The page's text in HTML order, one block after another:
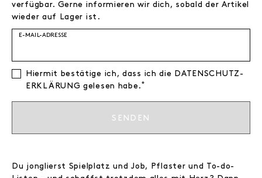
verfügbar. Gerne informieren wir dich, sobald der Artikel
wieder auf Lager ist.
E-MAIL-ADRESSE
Hiermit bestätige ich, dass ich die
DATEN­SCHUTZ­
ERKLÄRUNG gelesen habe. *
SENDEN
Du jonglierst Spielplatz und Job, Pflaster und To-do-